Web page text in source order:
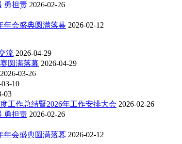
勇担责 2026-02-26
年会盛典圆满落幕 2026-02-12
流 2026-04-29
圆满落幕 2026-04-29
2026-03-26
10
03
工作总结暨2026年工作安排大会 2026-02-26
勇担责 2026-02-26
年会盛典圆满落幕 2026-02-12